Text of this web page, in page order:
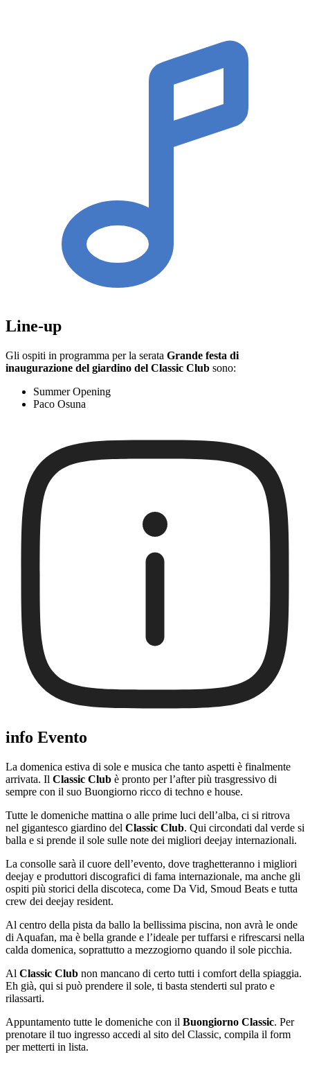
Line-up
Gli ospiti in programma per la serata Grande festa di
inaugurazione del giardino del Classic Club sono:
Summer Opening
Paco Osuna
info Evento
La domenica estiva di sole e musica che tanto aspetti è finalmente
arrivata. Il Classic Club è pronto per l’after più trasgressivo di
sempre con il suo Buongiorno ricco di techno e house.
Tutte le domeniche mattina o alle prime luci dell’alba, ci si ritrova
nel gigantesco giardino del Classic Club. Qui circondati dal verde si
balla e si prende il sole sulle note dei migliori deejay internazionali.
La consolle sarà il cuore dell’evento, dove traghetteranno i migliori
deejay e produttori discografici di fama internazionale, ma anche gli
ospiti più storici della discoteca, come Da Vid, Smoud Beats e tutta
crew dei deejay resident.
Al centro della pista da ballo la bellissima piscina, non avrà le onde
di Aquafan, ma è bella grande e l’ideale per tuffarsi e rifrescarsi nella
calda domenica, soprattutto a mezzogiorno quando il sole picchia.
Al Classic Club non mancano di certo tutti i comfort della spiaggia.
Eh già, qui si può prendere il sole, ti basta stenderti sul prato e
rilassarti.
Appuntamento tutte le domeniche con il Buongiorno Classic. Per
prenotare il tuo ingresso accedi al sito del Classic, compila il form
per metterti in lista.